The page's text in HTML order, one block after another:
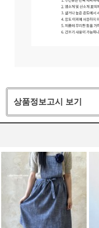
상품정보고시 보기